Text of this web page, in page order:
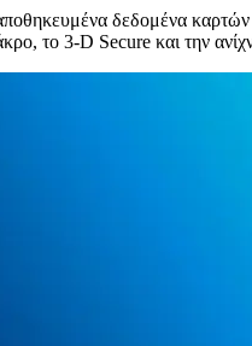
δεδομένα
το 3-D Secure και την